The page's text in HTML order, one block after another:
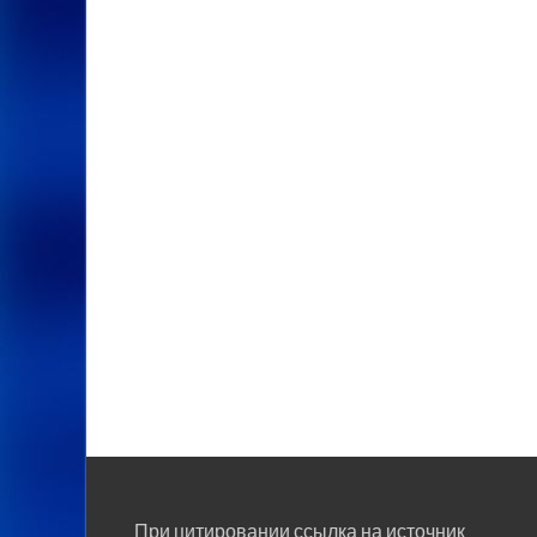
При цитировании ссылка на источник